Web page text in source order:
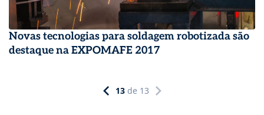
Novas tecnologias para soldagem robotizada são
destaque na EXPOMAFE 2017
13 de 13